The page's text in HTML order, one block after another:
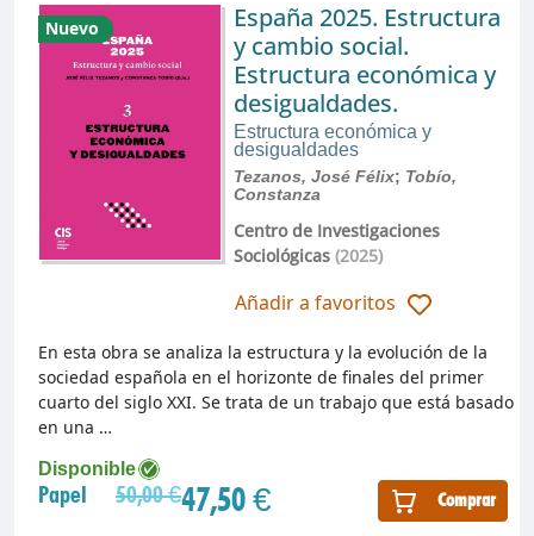
Nuevo
España 2025. Estructura
y cambio social.
Estructura económica y
desigualdades.
Estructura económica y
desigualdades
Tezanos, José Félix; Tobío,
Constanza
Centro de Investigaciones
Sociológicas(2025)
Añadir a favoritos
Disponible
Papel 50,00 €47,50 € Comprar
En esta obra se analiza la estructura y la evolución de la
sociedad española en el horizonte de finales del primer
cuarto del siglo XXI. Se trata de un trabajo que está basado
en una …